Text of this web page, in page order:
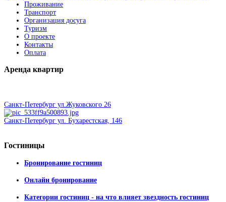
Проживание
Транспорт
Организация досуга
Туризм
О проекте
Контакты
Оплата
Аренда квартир
Санкт-Петербург ул.Жуковского 26
Санкт-Петербург ул. Бухарестская, 146
Гостиницы
Бронирование гостиниц
Онлайн бронирование
Категории гостиниц - на что влияет звездность гостиниц